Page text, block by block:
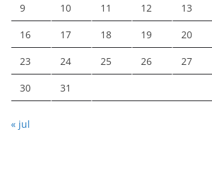
9 10 11 12 13
16 17 18 19 20
23 24 25 26 27
30 31
« jul